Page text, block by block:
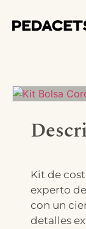
Kit de
experto
con un
detalles